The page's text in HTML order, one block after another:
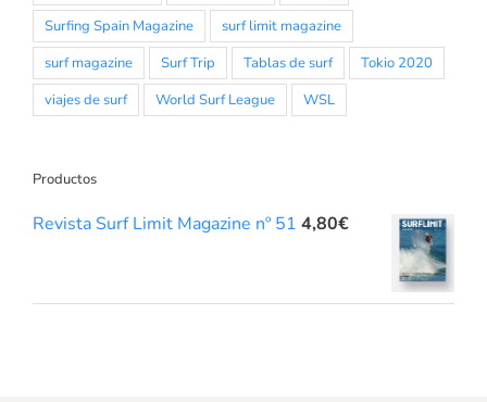
Surfing Spain Magazine
surf limit magazine
surf magazine
Surf Trip Tablas de surf
Tokio 2020
viajes de surf
World Surf League WSL
Productos
Revista Surf Limit Magazine nº 51 4,80€